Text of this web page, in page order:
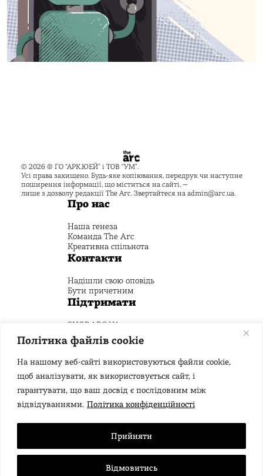
Політика файлів cookie
На нашому веб-сайті використовуються файли cookie,
щоб аналізувати, як використовується сайт, і
гарантувати, що ваш досвід є послідовним між
відвідуваннями. Політика конфіденційності
Відмовитись
Прийняти
© 2026 ® ГО “АРК.ЮЕЙ” і ТОВ “УМ”.
Усі права захищено. Будь-яке копіювання, передрук чи наступне
поширення інформації, що міститься на сайті, —
лише з дозволу редакції The Arc. Звертайтеся на admin@arc.ua.
Про нас
Наша генеза
Команда The Arc
Креативна спільнота
Контакти
Надішли свою оповідь
Бути причетним
Підтримати
SHOP.ARC.UA
Пожертвуй на Креативний фонд
Стежити
Публічний договірПолітика конфіденційності
Правила та умови